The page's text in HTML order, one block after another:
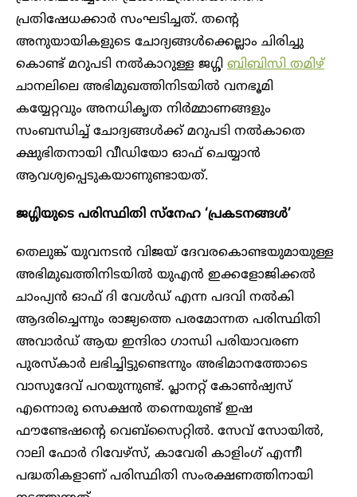
പ്രതിഷേധക്കാർ സംഘടിച്ചത്. തന്റെ
അനുയായികളുടെ ചോദ്യങ്ങൾക്കെല്ലാം ചിരിച്ചു
കൊണ്ട് മറുപടി നൽകാറുള്ള ജഗ്ഗി ബിബിസി തമിഴ്
ചാനലിലെ അഭിമുഖത്തിനിടയിൽ വനഭൂമി
കയ്യേറ്റവും അനധികൃത നിർമ്മാണങ്ങളും
സംബന്ധിച്ച് ചോദ്യങ്ങൾക്ക് മറുപടി നൽകാതെ
ക്ഷുഭിതനായി വീഡിയോ ഓഫ് ചെയ്യാൻ
ആവശ്യപ്പെടുകയാണുണ്ടായത്.
ജഗ്ഗിയുടെ പരിസ്ഥിതി സ്നേഹ ‘പ്രകടനങ്ങൾ’
തെലുങ്ക് യുവനടൻ വിജയ് ദേവരകൊണ്ടയുമായുള്ള
അഭിമുഖത്തിനിടയിൽ യുഎൻ ഇക്കളോജിക്കൽ
ചാംപ്യൻ ഓഫ് ദി വേൾഡ് എന്ന പദവി നൽകി
ആദരിച്ചെന്നും രാജ്യത്തെ പരമോന്നത പരിസ്ഥിതി
അവാർഡ് ആയ ഇന്ദിരാ ഗാന്ധി പരിയാവരണ
പുരസ്കാർ ലഭിച്ചിട്ടുണ്ടെന്നും അഭിമാനത്തോടെ
വാസുദേവ് പറയുന്നുണ്ട്. പ്ലാനറ്റ് കോൺഷ്യസ്
എന്നൊരു സെക്ഷൻ തന്നെയുണ്ട് ഇഷ
ഫൗണ്ടേഷന്റെ വെബ്സൈറ്റിൽ. സേവ് സോയിൽ,
റാലി ഫോർ റിവേഴ്സ്, കാവേരി കാളിംഗ് എന്നീ
പദ്ധതികളാണ് പരിസ്ഥിതി സംരക്ഷണത്തിനായി